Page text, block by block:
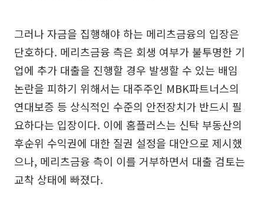
그러나 자금을 집행해야 하는 메리츠금융의 입장은
단호하다. 메리츠금융 측은 회생 여부가 불투명한 기
업에 추가 대출을 진행할 경우 발생할 수 있는 배임
논란을 피하기 위해서는 대주주인 MBK파트너스의
연대보증 등 상식적인 수준의 안전장치가 반드시 필
요하다는 입장이다. 이에 홈플러스는 신탁 부동산의
후순위 수익권에 대한 질권 설정을 대안으로 제시했
으나, 메리츠금융 측이 이를 거부하면서 대출 검토는
교착 상태에 빠졌다.